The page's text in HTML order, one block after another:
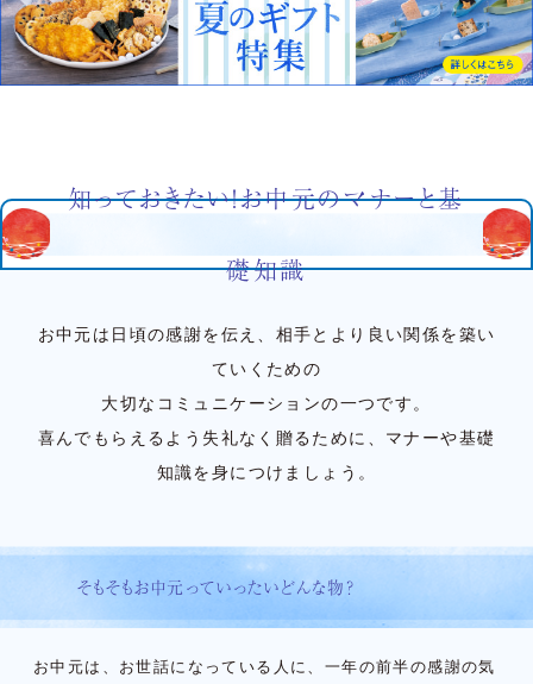
知っておきたい！お中元のマナーと基
礎知識
お中元は日頃の感謝を伝え、相手とより良い関係を築い
ていくための
大切なコミュニケーションの一つです。
喜んでもらえるよう失礼なく贈るために、マナーや基礎
知識を身につけましょう。
そもそもお中元っていったいどんな物？
お中元は、お世話になっている人に、一年の前半の感謝の気